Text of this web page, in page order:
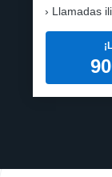
Llamadas